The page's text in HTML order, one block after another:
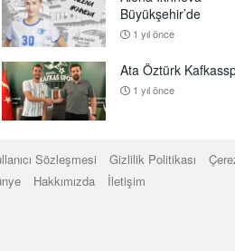
Büyükşehir’de
1 yıl önce
Ata Öztürk
1 yıl önce
Sözleşmesi Gizlilik Politikası
Hakkımızda İletişim